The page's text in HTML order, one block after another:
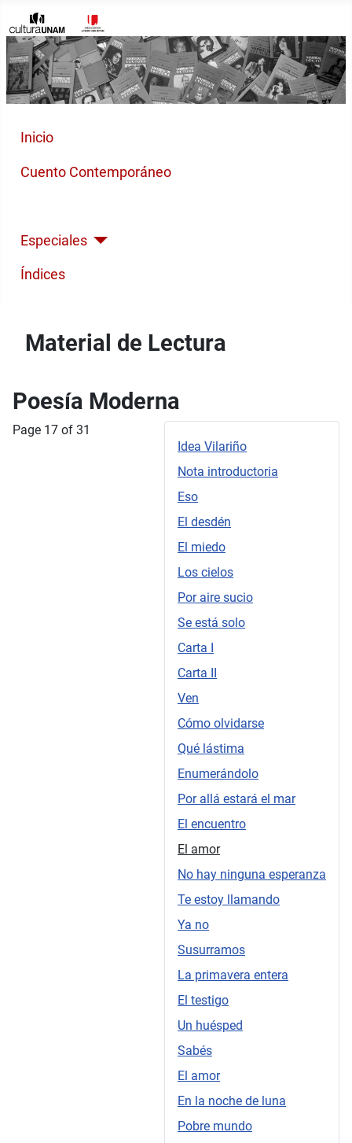
Inicio
Cuento Contemporáneo
Especiales
Índices
Material de Lectura
Poesía Moderna
Idea Vilariño
Nota introductoria
Eso
El desdén
El miedo
Los cielos
Por aire sucio
Se está solo
Carta I
Carta II
Ven
Cómo olvidarse
Qué lástima
Enumerándolo
Por allá estará el mar
El encuentro
El amor
No hay ninguna esperanza
Te estoy llamando
Ya no
Susurramos
La primavera entera
El testigo
Un huésped
Sabés
El amor
En la noche de luna
Pobre mundo
Page 17 of 31